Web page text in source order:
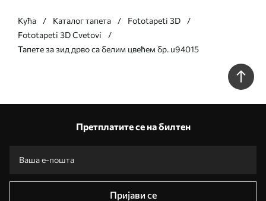
Кућа Каталог тапета
Fototapeti 3D
Fototapeti 3D Cvetovi
Тапете за зид дрво са белим цвећем бр. u94015
Претплатите се на билтен
Пријави се